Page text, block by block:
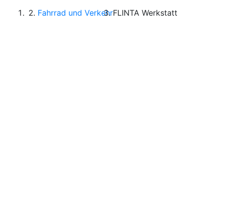
Start
Fahrrad und VerkehrFLINTA Werkstatt